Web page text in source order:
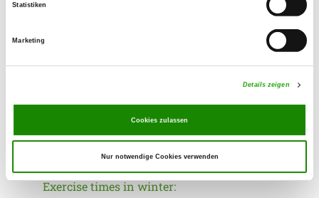
Statistiken
Marketing
Details zeigen
Cookies zulassen
Nur notwendige Cookies verwenden
Faehrte, Unterordnung, Schutzdienst
15:00 h - 19:00 h
09:00 h - 13:00 h
Exercise times in winter: